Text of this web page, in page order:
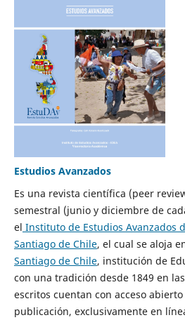
Estudios Avanzados
Es una revista científica (peer
semestral (junio y diciembre de
el Instituto de Estudios Avanzados
Santiago de Chile, el cual se aloja
Santiago de Chile, institución de
con una tradición desde 1849 en
escritos cuentan con acceso
publicación, exclusivamente en